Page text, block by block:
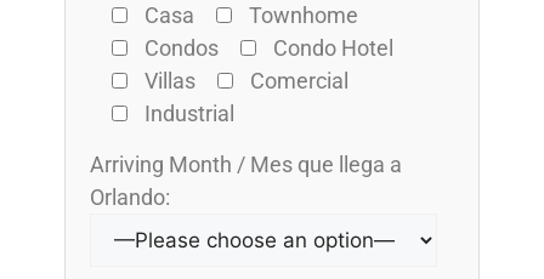
Casa
Townhome
Condos
Condo Hotel
Villas
Comercial
Industrial
Arriving Month / Mes que llega a
Orlando: